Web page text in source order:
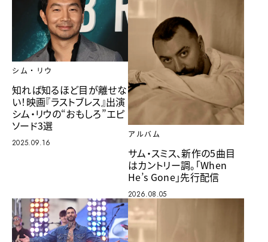
シム・リウ
知れば知るほど目が離せな
い！映画『ラストブレス』出演
シム・リウの“おもしろ”エピ
ソード3選
2025.09.16
アルバム
サム・スミス、新作の5曲目
はカントリー調。「When
He’s Gone」先行配信
2026.08.05